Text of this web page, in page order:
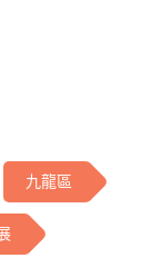
九龍區